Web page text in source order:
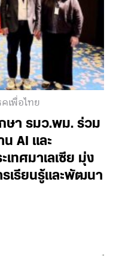
เพื่อไทย
ษา รมว.พม. ร่วม
AI และ
ทศมาเลเซีย มุ่ง
รเรียนรู้และพัฒนา